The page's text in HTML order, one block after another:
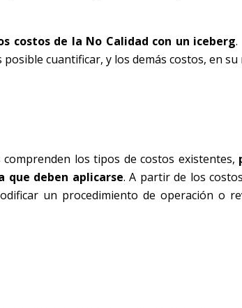
costos de la No Calidad con un iceberg.
cuantificar, y los demás costos, en
los tipos de costos existentes,
que deben aplicarse. A partir de los
un procedimiento de operación o